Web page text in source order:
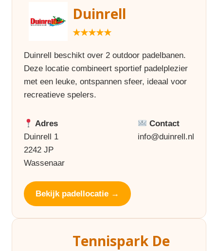
Duinrell
★★★★★
Duinrell beschikt over 2 outdoor padelbanen.
Deze locatie combineert sportief padelplezier
met een leuke, ontspannen sfeer, ideaal voor
recreatieve spelers.
Adres
Duinrell 1
2242 JP
Wassenaar
Contact
info@duinrell.nl
Bekijk padellocatie →
Tennispark De